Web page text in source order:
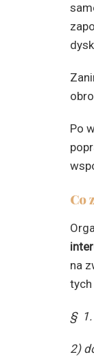
Po
Co
na
§ 1.
2)